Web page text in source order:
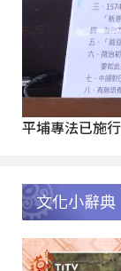
平埔專法已施
文化小辭典